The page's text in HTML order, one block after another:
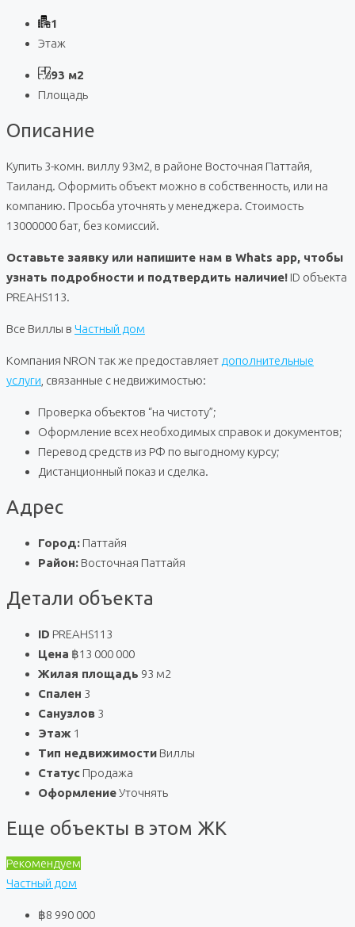
1
Этаж
93 м2
Площадь
Описание
Купить 3-комн. виллу 93м2, в районе Восточная Паттайя,
Таиланд. Оформить объект можно в собственность, или на
компанию. Просьба уточнять у менеджера. Стоимость
13000000 бат, без комиссий.
Оставьте заявку или напишите нам в Whats app, чтобы
узнать подробности и подтвердить наличие! ID объекта
PREAHS113.
Все Виллы в Частный дом
Компания NRON так же предоставляет дополнительные
услуги , связанные с недвижимостью:
Проверка объектов “на чистоту”;
Оформление всех необходимых справок и документов;
Перевод средств из РФ по выгодному курсу;
Дистанционный показ и сделка.
Адрес
Город: Паттайя
Район: Восточная Паттайя
Детали объекта
ID PREAHS113
Цена ฿13 000 000
Жилая площадь 93 м2
Спален 3
Санузлов 3
Этаж 1
Тип недвижимости Виллы
Статус Продажа
ОформлениеУточнять
Еще объекты в этом ЖК
Рекомендуем
Частный дом
฿8 990 000